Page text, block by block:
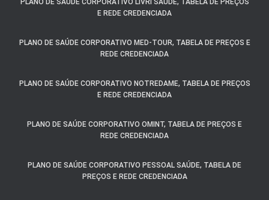
PLANO DE SAÚDE CORPORATIVO LIVRI SAÚDE, TABELA DE PREÇOS
E REDE CREDENCIADA
PLANO DE SAÚDE CORPORATIVO MED-TOUR, TABELA DE PREÇOS E
REDE CREDENCIADA
PLANO DE SAÚDE CORPORATIVO NOTREDAME, TABELA DE PREÇOS
E REDE CREDENCIADA
PLANO DE SAÚDE CORPORATIVO OMINT, TABELA DE PREÇOS E
REDE CREDENCIADA
PLANO DE SAÚDE CORPORATIVO PESSOAL SAÚDE, TABELA DE
PREÇOS E REDE CREDENCIADA